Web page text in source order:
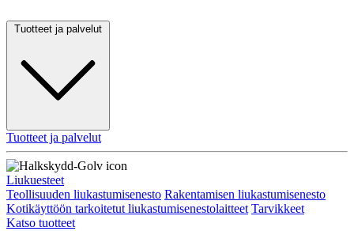
Tuotteet ja palvelut
Tuotteet ja palvelut
Liukuesteet
Teollisuuden liukastumisenesto Rakentamisen liukastumisenesto
Kotikäyttöön tarkoitetut liukastumisenestolaitteet Tarvikkeet
Katso tuotteet